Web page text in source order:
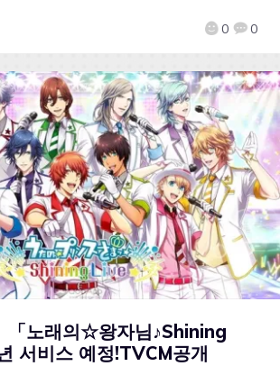
0 0
「노래의☆왕자님♪Shining
서비스 예정!TVCM공개